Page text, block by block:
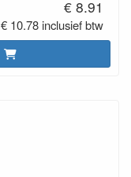
€ 8.91
€ 10.78 inclusief btw